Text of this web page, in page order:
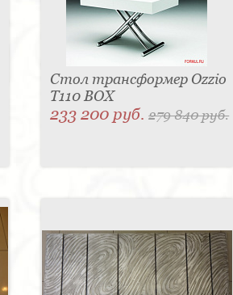
Стол трансформер Ozzio
T110 BOX
233 200 руб.279 840 руб.